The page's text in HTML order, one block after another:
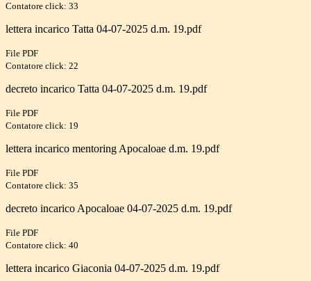
Contatore click: 33
lettera incarico Tatta 04-07-2025 d.m. 19.pdf
File PDF
Contatore click: 22
decreto incarico Tatta 04-07-2025 d.m. 19.pdf
File PDF
Contatore click: 19
lettera incarico mentoring Apocaloae d.m. 19.pdf
File PDF
Contatore click: 35
decreto incarico Apocaloae 04-07-2025 d.m. 19.pdf
File PDF
Contatore click: 40
lettera incarico Giaconia 04-07-2025 d.m. 19.pdf